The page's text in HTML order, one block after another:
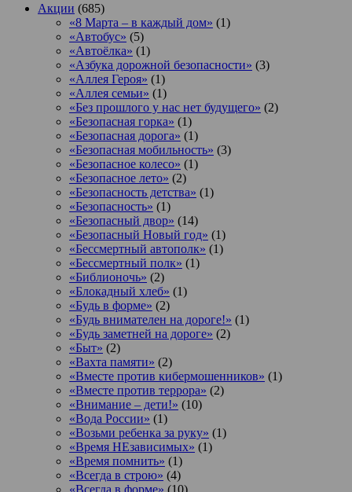
Акции (685)
«8 Марта – в каждый дом» (1)
«Автобус» (5)
«Автоёлка» (1)
«Азбука дорожной безопасности» (3)
«Аллея Героя» (1)
«Аллея семьи» (1)
«Без прошлого у нас нет будущего» (2)
«Безопасная горка» (1)
«Безопасная дорога» (1)
«Безопасная мобильность» (3)
«Безопасное колесо» (1)
«Безопасное лето» (2)
«Безопасность детства» (1)
«Безопасность» (1)
«Безопасный двор» (14)
«Безопасный Новый год» (1)
«Бессмертный автополк» (1)
«Бессмертный полк» (1)
«Библионочь» (2)
«Блокадный хлеб» (1)
«Будь в форме» (2)
«Будь внимателен на дороге!» (1)
«Будь заметней на дороге» (2)
«Быт» (2)
«Вахта памяти» (2)
«Вместе против кибермошенников» (1)
«Вместе против террора» (2)
«Внимание – дети!» (10)
«Вода России» (1)
«Возьми ребенка за руку» (1)
«Время НЕзависимых» (1)
«Время помнить» (1)
«Всегда в строю» (4)
«Всегда в форме» (10)